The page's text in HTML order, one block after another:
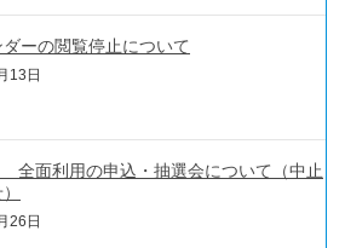
ーの閲覧停止について
13日
全面利用の申込・抽選会について（中止
26日